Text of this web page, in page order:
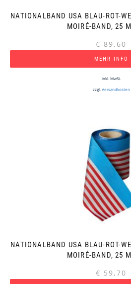
NATIONALBAND USA BLAU-ROT-
OIRÉ-BAND, 25 M
€ 89,60
MEHR INFO
inkl. MwSt.
zzgl. Versandkosten
NATIONALBAND USA BLAU-ROT-
OIRÉ-BAND, 25 M
€ 59,70